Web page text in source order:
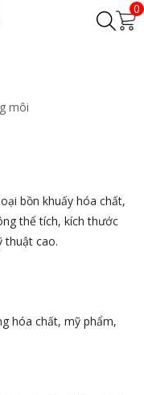
0
môi
bồn khuấy hóa chất,
thể tích, kích thước
thuật cao.
hóa chất, mỹ phẩm,